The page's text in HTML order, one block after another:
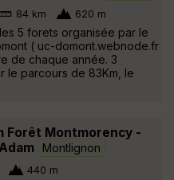
84 km 620 m
5 forets organisée par le
( uc-domont.webnode.fr
de chaque année. 3
le parcours de 83Km, le
Forêt Montmorency -
Montlignon
440 m